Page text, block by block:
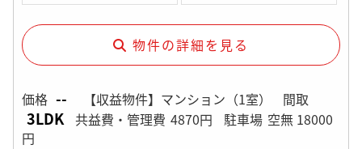
物件の詳細を見る
価格 -- 【収益物件】マンション（1室） 間取
3LDK 共益費・管理費 4870円 駐車場 空無 18000
円